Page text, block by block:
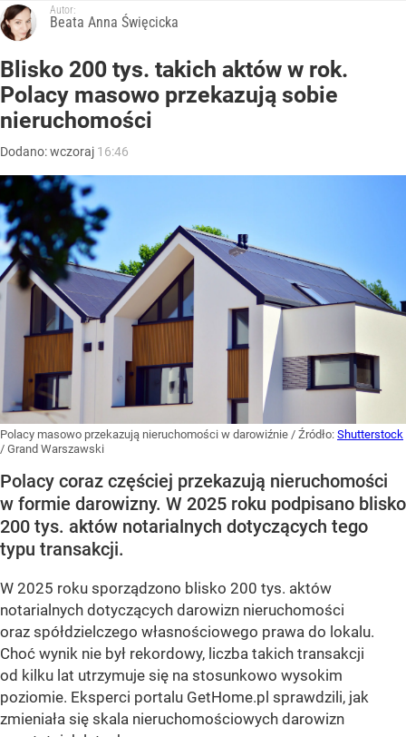
Autor:
Beata Anna Święcicka
Blisko 200 tys. takich aktów w rok.
Polacy masowo przekazują sobie
nieruchomości
Dodano:wczoraj 16:46
Polacy masowo przekazują nieruchomości w darowiźnie / Źródło: Shutterstock
/ Grand Warszawski
Polacy coraz częściej przekazują nieruchomości
w formie darowizny. W 2025 roku podpisano blisko
200 tys. aktów notarialnych dotyczących tego
typu transakcji.
W 2025 roku sporządzono blisko 200 tys. aktów
notarialnych dotyczących darowizn nieruchomości
oraz spółdzielczego własnościowego prawa do lokalu.
Choć wynik nie był rekordowy, liczba takich transakcji
od kilku lat utrzymuje się na stosunkowo wysokim
poziomie. Eksperci portalu GetHome.pl sprawdzili, jak
zmieniała się skala nieruchomościowych darowizn